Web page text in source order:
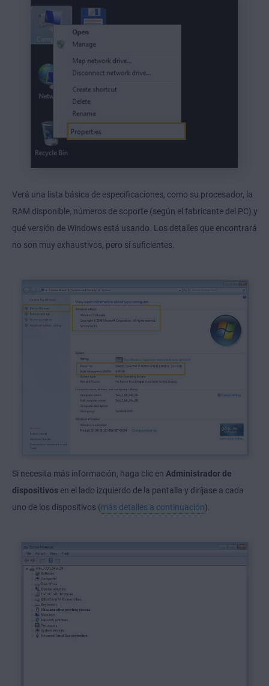
Verá una lista básica de especificaciones, como su procesador, la
RAM disponible, números de soporte (según el fabricante del PC) y
qué versión de Windows está usando. Los detalles que encontrará
no son muy exhaustivos, pero sí suficientes.
Si necesita más información, haga clic en Administrador de
dispositivos en el lado izquierdo de la pantalla y diríjase a cada
uno de los dispositivos (más detalles a continuación).